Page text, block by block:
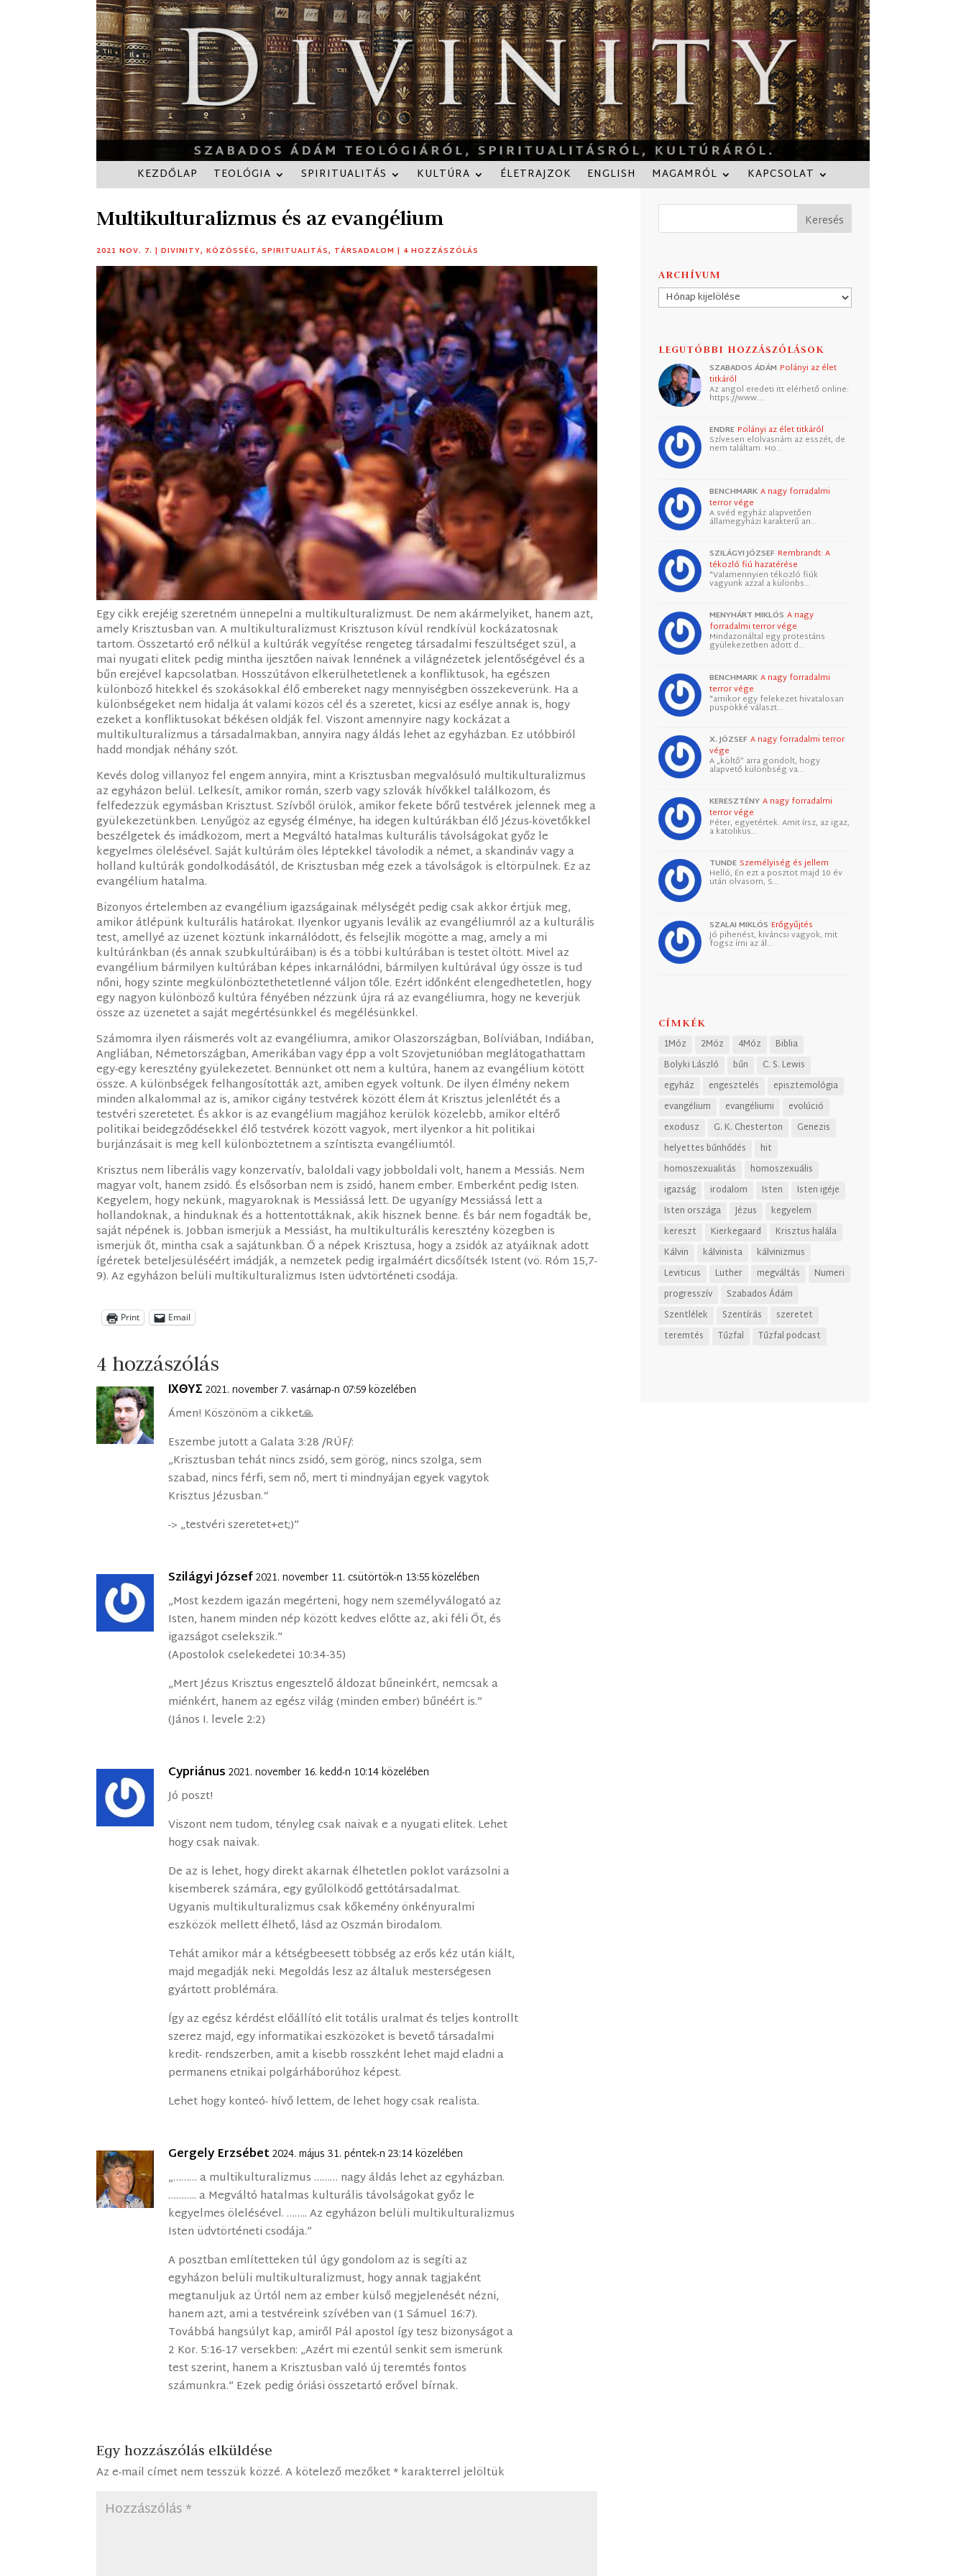
KEZDŐLAP TEOLÓGIA SPIRITUALITÁS KULTÚRA ÉLETRAJZOK ENGLISH MAGAMRÓL KAPCSOLAT
Multikulturalizmus és az evangélium
2021 NOV. 7. |DIVINITY,KÖZÖSSÉG,SPIRITUALITÁS, TÁRSADALOM | 4 HOZZÁSZÓLÁS
Egy cikk erejéig szeretném ünnepelni a multikulturalizmust. De nem akármelyiket, hanem azt,
amely Krisztusban van. A multikulturalizmust Krisztuson kívül rendkívül kockázatosnak
tartom. Összetartó erő nélkül a kultúrák vegyítése rengeteg társadalmi feszültséget szül, a
mai nyugati elitek pedig mintha ijesztően naivak lennének a világnézetek jelentőségével és a
bűn erejével kapcsolatban. Hosszútávon elkerülhetetlenek a konfliktusok, ha egészen
különböző hitekkel és szokásokkal élő embereket nagy mennyiségben összekeverünk. Ha a
különbségeket nem hidalja át valami közös cél és a szeretet, kicsi az esélye annak is, hogy
ezeket a konfliktusokat békésen oldják fel. Viszont amennyire nagy kockázat a
multikulturalizmus a társadalmakban, annyira nagy áldás lehet az egyházban. Ez utóbbiról
hadd mondjak néhány szót.
Kevés dolog villanyoz fel engem annyira, mint a Krisztusban megvalósuló multikulturalizmus
az egyházon belül. Lelkesít, amikor román, szerb vagy szlovák hívőkkel találkozom, és
felfedezzük egymásban Krisztust. Szívből örülök, amikor fekete bőrű testvérek jelennek meg a
gyülekezetünkben. Lenyűgöz az egység élménye, ha idegen kultúrákban élő Jézus-követőkkel
beszélgetek és imádkozom, mert a Megváltó hatalmas kulturális távolságokat győz le
kegyelmes ölelésével. Saját kultúrám öles léptekkel távolodik a német, a skandináv vagy a
holland kultúrák gondolkodásától, de Krisztusban még ezek a távolságok is eltörpülnek. Ez az
evangélium hatalma.
Bizonyos értelemben az evangélium igazságainak mélységét pedig csak akkor értjük meg,
amikor átlépünk kulturális határokat. Ilyenkor ugyanis leválik az evangéliumról az a kulturális
test, amellyé az üzenet köztünk inkarnálódott, és felsejlik mögötte a mag, amely a mi
kultúránkban (és annak szubkultúráiban) is és a többi kultúrában is testet öltött. Mivel az
evangélium bármilyen kultúrában képes inkarnálódni, bármilyen kultúrával úgy össze is tud
nőni, hogy szinte megkülönböztethetetlenné váljon tőle. Ezért időnként elengedhetetlen, hogy
egy nagyon különböző kultúra fényében nézzünk újra rá az evangéliumra, hogy ne keverjük
össze az üzenetet a saját megértésünkkel és megélésünkkel.
Számomra ilyen ráismerés volt az evangéliumra, amikor Olaszországban, Bolíviában, Indiában,
Angliában, Németországban, Amerikában vagy épp a volt Szovjetunióban meglátogathattam
egy-egy keresztény gyülekezetet. Bennünket ott nem a kultúra, hanem az evangélium kötött
össze. A különbségek felhangosították azt, amiben egyek voltunk. De ilyen élmény nekem
minden alkalommal az is, amikor cigány testvérek között élem át Krisztus jelenlétét és a
testvéri szeretetet. És akkor is az evangélium magjához kerülök közelebb, amikor eltérő
politikai beidegződésekkel élő testvérek között vagyok, mert ilyenkor a hit politikai
burjánzásait is meg kell különböztetnem a színtiszta evangéliumtól.
Krisztus nem liberális vagy konzervatív, baloldali vagy jobboldali volt, hanem a Messiás. Nem
magyar volt, hanem zsidó. És elsősorban nem is zsidó, hanem ember. Emberként pedig Isten.
Kegyelem, hogy nekünk, magyaroknak is Messiássá lett. De ugyanígy Messiássá lett a
hollandoknak, a hinduknak és a hottentottáknak, akik hisznek benne. És bár nem fogadták be,
saját népének is. Jobban ismerjük a Messiást, ha multikulturális keresztény közegben is
ismerjük őt, mintha csak a sajátunkban. Ő a népek Krisztusa, hogy a zsidók az atyáiknak adott
ígéretek beteljesüléséért imádják, a nemzetek pedig irgalmáért dicsőítsék Istent (vö. Róm 15,7-
9). Az egyházon belüli multikulturalizmus Isten üdvtörténeti csodája.
Print Email
4 hozzászólás
ΙΧΘΥΣ2021. november 7. vasárnap-n 07:59 közelében
Ámen! Köszönöm a cikket🙏
Eszembe jutott a Galata 3:28 /RÚF/:
„Krisztusban tehát nincs zsidó, sem görög, nincs szolga, sem
szabad, nincs férfi, sem nő, mert ti mindnyájan egyek vagytok
Krisztus Jézusban.“
-> „testvéri szeretet+et;)”
Szilágyi József2021. november 11. csütörtök-n 13:55 közelében
„Most kezdem igazán megérteni, hogy nem személyválogató az
Isten, hanem minden nép között kedves előtte az, aki féli Őt, és
igazságot cselekszik.”
(Apostolok cselekedetei 10:34-35)
„Mert Jézus Krisztus engesztelő áldozat bűneinkért, nemcsak a
miénkért, hanem az egész világ (minden ember) bűnéért is.”
(János I. levele 2:2)
Cypriánus 2021. november 16. kedd-n 10:14 közelében
Jó poszt!
Viszont nem tudom, tényleg csak naivak e a nyugati elitek. Lehet
hogy csak naivak.
De az is lehet, hogy direkt akarnak élhetetlen poklot varázsolni a
kisemberek számára, egy gyűlölködő gettótársadalmat.
Ugyanis multikulturalizmus csak kőkemény önkényuralmi
eszközök mellett élhető, lásd az Oszmán birodalom.
Tehát amikor már a kétségbeesett többség az erős kéz után kiált,
majd megadják neki. Megoldás lesz az általuk mesterségesen
gyártott problémára.
Így az egész kérdést előállító elit totális uralmat és teljes kontrollt
szerez majd, egy informatikai eszközöket is bevető társadalmi
kredit- rendszerben, amit a kisebb rosszként lehet majd eladni a
permanens etnikai polgárháborúhoz képest.
Lehet hogy konteó- hívő lettem, de lehet hogy csak realista.
Gergely Erzsébet2024. május 31. péntek-n 23:14 közelében
„……… a multikulturalizmus ……… nagy áldás lehet az egyházban.
……….. a Megváltó hatalmas kulturális távolságokat győz le
kegyelmes ölelésével. …….. Az egyházon belüli multikulturalizmus
Isten üdvtörténeti csodája.”
A posztban említetteken túl úgy gondolom az is segíti az
egyházon belüli multikulturalizmust, hogy annak tagjaként
megtanuljuk az Úrtól nem az ember külső megjelenését nézni,
hanem azt, ami a testvéreink szívében van (1 Sámuel 16:7).
Továbbá hangsúlyt kap, amiről Pál apostol így tesz bizonyságot a
2 Kor. 5:16-17 versekben: „Azért mi ezentúl senkit sem ismerünk
test szerint, hanem a Krisztusban való új teremtés fontos
számunkra.” Ezek pedig óriási összetartó erővel bírnak.
Egy hozzászólás elküldése
Az e-mail címet nem tesszük közzé. A kötelező mezőket*karakterrel jelöltük
ARCHÍVUM
Archívum
LEGUTÓBBI HOZZÁSZÓLÁSOK
SZABADOS ÁDÁM Polányi az élet
titkáról
Az angol eredeti itt elérhető online:
https://www.…
ENDRE Polányi az élet titkáról
Szívesen elolvasnám az esszét, de
nem találtam. Ho…
BENCHMARK A nagy forradalmi
terror vége
A svéd egyház alapvetően
államegyházi karakterű an…
SZILÁGYI JÓZSEF Rembrandt: A
tékozló fiú hazatérése
"Valamennyien tékozló fiúk
vagyunk azzal a különbs…
MENYHÁRT MIKLÓS A nagy
forradalmi terror vége
Mindazonáltal egy protestáns
gyülekezetben adott d…
BENCHMARK A nagy forradalmi
terror vége
"amikor egy felekezet hivatalosan
püspökké választ…
X. JÓZSEF A nagy forradalmi terror
vége
A „költő” arra gondolt, hogy
alapvető különbség va…
KERESZTÉNY A nagy forradalmi
terror vége
Péter, egyetértek. Amit írsz, az igaz,
a katolikus…
TUNDE Személyiség és jellem
Helló, Én ezt a posztot majd 10 év
után olvasom, S…
SZALAI MIKLÓS Erőgyűjtés
Jó pihenést, kiváncsi vagyok, mit
fogsz írni az ál…
CÍMKÉK
1Móz 2Móz 4Móz
Biblia
Bolyki László
bűn
C. S. Lewis
egyház
engesztelés
episztemológia
evangélium
evangéliumi
evolúció
exodusz
G. K. Chesterton
Genezis
helyettes bűnhődés
hit
homoszexualitás
homoszexuális
igazság
irodalom Isten
Isten igéje
Isten országa
Jézus
kegyelem
kereszt
Kierkegaard
Krisztus halála
Kálvin
kálvinista
kálvinizmus
Leviticus
Luther megváltás
Numeri
progresszív
Szabados Ádám
Szentlélek
Szentírás
szeretet
teremtés
Tűzfal Tűzfal podcast